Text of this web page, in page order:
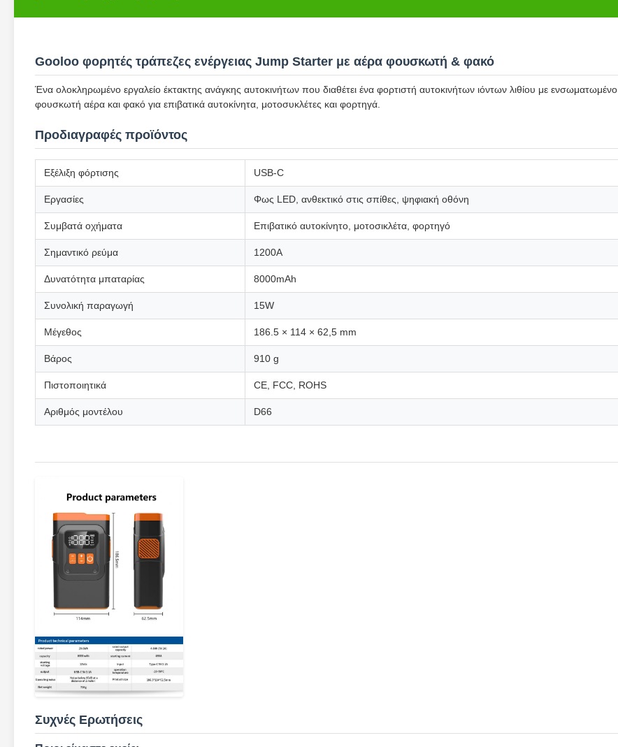
Gooloo φορητές τράπεζες ενέργειας Jump Starter με αέρα φουσκωτή & φακό
Ένα ολοκληρωμένο εργαλείο έκτακτης ανάγκης αυτοκινήτων που διαθέτει ένα φορτιστή αυτοκινήτων ιόντων λιθίου με ενσωματωμένο
φουσκωτή αέρα και φακό για επιβατικά αυτοκίνητα, μοτοσυκλέτες και φορτηγά.
Προδιαγραφές προϊόντος
Εξέλιξη φόρτισης USB-C
Εργασίες Φως LED, ανθεκτικό στις σπίθες, ψηφιακή οθόνη
Συμβατά οχήματα Επιβατικό αυτοκίνητο, μοτοσικλέτα, φορτηγό
Σημαντικό ρεύμα 1200A
Δυνατότητα μπαταρίας 8000mAh
Συνολική παραγωγή 15W
Μέγεθος 186.5 × 114 × 62,5 mm
Βάρος 910 g
Πιστοποιητικά CE, FCC, ROHS
Αριθμός μοντέλου D66
Συχνές Ερωτήσεις